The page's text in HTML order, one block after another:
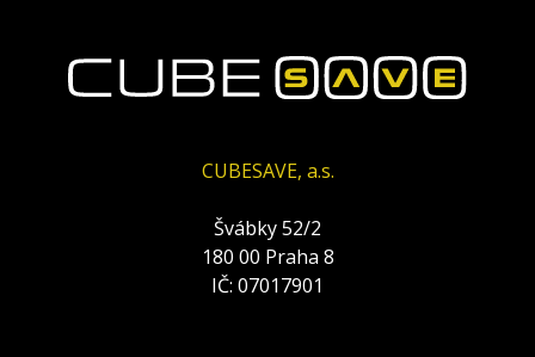
CUBESAVE, a.s.
Švábky 52/2
180 00 Praha 8
IČ: 07017901